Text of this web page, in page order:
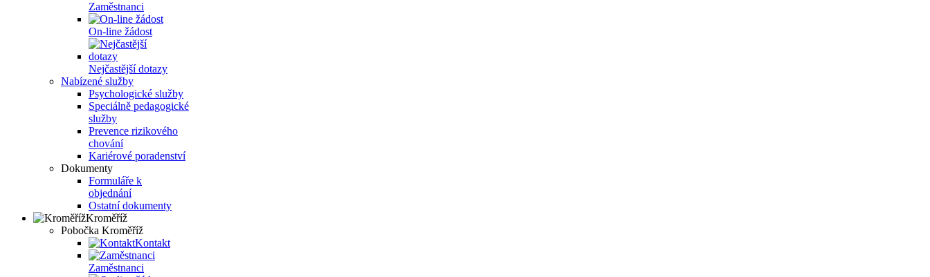
Zaměstnanci
On-line žádost
Nejčastější dotazy
Nabízené služby
Psychologické služby
Speciálně pedagogické
služby
Prevence rizikového
chování
Kariérové poradenství
Dokumenty
Formuláře k
objednání
Ostatní dokumenty
Kroměříž
Pobočka Kroměříž
Kontakt
Zaměstnanci